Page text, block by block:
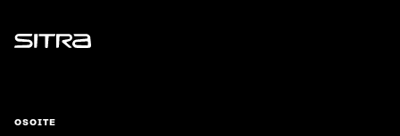
Sitra
OSOITE